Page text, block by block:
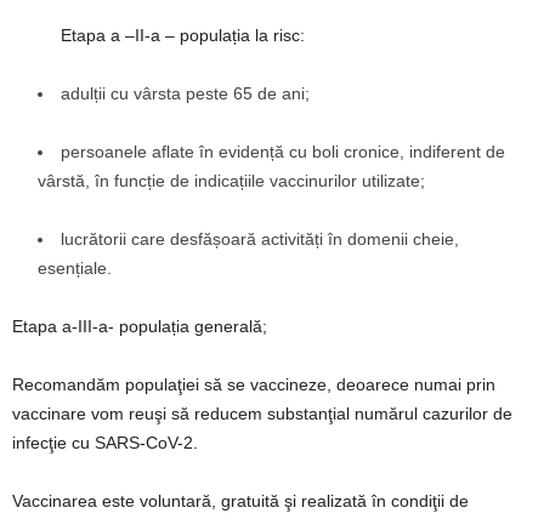
Etapa a –II-a – populația la risc:
adulții cu vârsta peste 65 de ani;
persoanele aflate în evidență cu boli cronice, indiferent de
vârstă, în funcție de indicațiile vaccinurilor utilizate;
lucrătorii care desfășoară activități în domenii cheie,
esențiale.
Etapa a-III-a- populația generală;
Recomandăm populaţiei să se vaccineze, deoarece numai prin
vaccinare vom reuşi să reducem substanţial numărul cazurilor de
infecţie cu SARS-CoV-2.
Vaccinarea este voluntară, gratuită şi realizată în condiţii de